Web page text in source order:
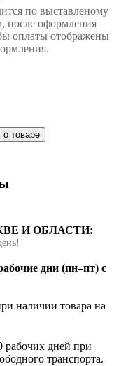
по выставленому
после оформления
оплаты отображены
товаре
И ОБЛАСТИ:
дни (пн–пт) с
наличии товара на
рабочих дней при
транспорта.